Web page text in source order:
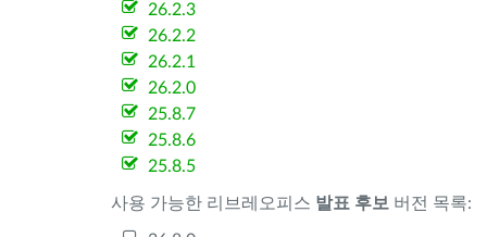
26.2.3
26.2.2
26.2.1
26.2.0
25.8.7
25.8.6
25.8.5
사용 가능한 리브레오피스 발표 후보 버전 목록: